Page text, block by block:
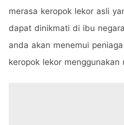
merasa keropok lekor asli
dapat dinikmati di ibu
anda akan menemui
keropok lekor menggunakan